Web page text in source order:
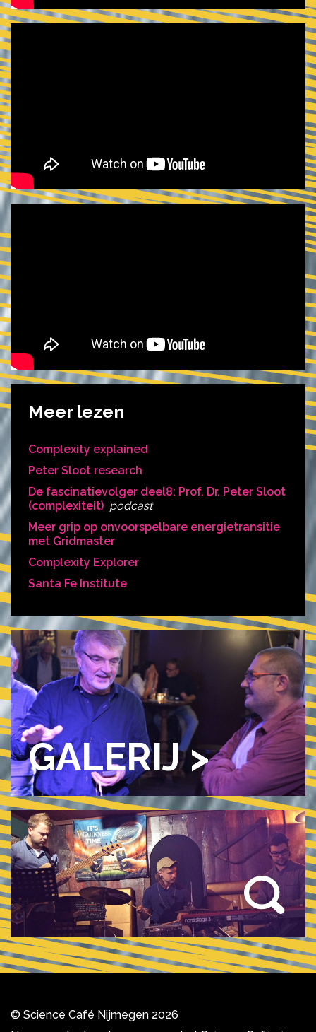
Meer lezen
Complexity explained
Peter Sloot research
De fascinatievolger deel8: Prof. Dr. Peter Sloot
(complexiteit) podcast
Meer grip op onvoorspelbare energietransitie
met Gridmaster
Complexity Explorer
Santa Fe Institute
GALERIJ >
© Science Café Nijmegen 2026